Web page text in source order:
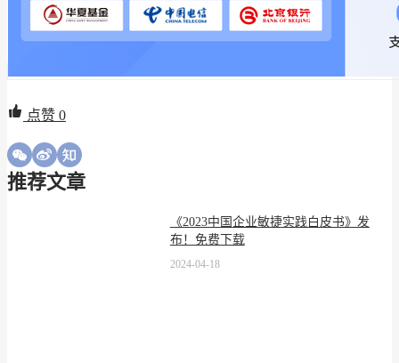
点赞 0
推荐文章
《2023中国企业敏捷实践白皮书》发
布！免费下载
2024-04-18